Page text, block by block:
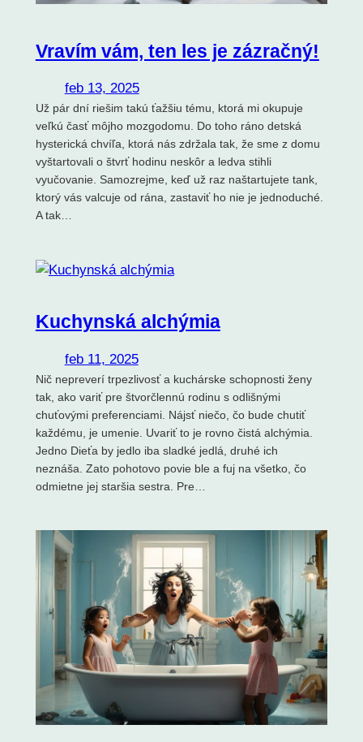
Vravím vám, ten les je zázračný!
feb 13, 2025
Už pár dní riešim takú ťažšiu tému, ktorá mi okupuje
veľkú časť môjho mozgodomu. Do toho ráno detská
hysterická chvíľa, ktorá nás zdržala tak, že sme z domu
vyštartovali o štvrť hodinu neskôr a ledva stihli
vyučovanie. Samozrejme, keď už raz naštartujete tank,
ktorý vás valcuje od rána, zastaviť ho nie je jednoduché.
A tak…
Kuchynská alchýmia
feb 11, 2025
Nič nepreverí trpezlivosť a kuchárske schopnosti ženy
tak, ako variť pre štvorčlennú rodinu s odlišnými
chuťovými preferenciami. Nájsť niečo, čo bude chutiť
každému, je umenie. Uvariť to je rovno čistá alchýmia.
Jedno Dieťa by jedlo iba sladké jedlá, druhé ich
neznáša. Zato pohotovo povie ble a fuj na všetko, čo
odmietne jej staršia sestra. Pre…